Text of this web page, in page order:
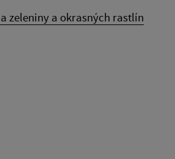
zeleniny a okrasných rastlín